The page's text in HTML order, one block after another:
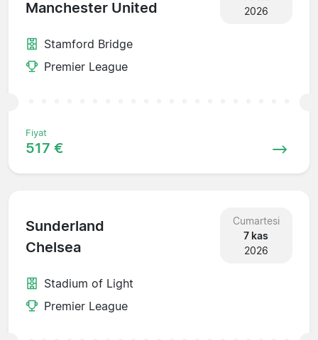
Manchester United
2026
Stamford Bridge
Premier League
Fiyat
517 €
Sunderland
Chelsea
Cumartesi
7 kas
2026
Stadium of Light
Premier League